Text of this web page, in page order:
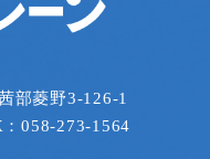
部菱野3-126-1
058-273-1564